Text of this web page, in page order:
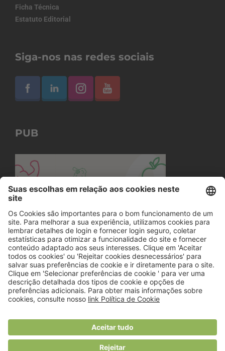
Ficha Técnica
Estatuto Editorial
Siga-nos nas redes sociais
PUB
© 2018 Viver Saudável